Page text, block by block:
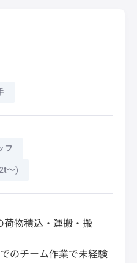
フ
～)
荷物積込・運搬・搬
のチーム作業で未経験